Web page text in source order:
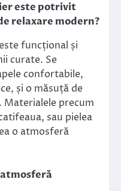
este potrivit
relaxare modern?
funcțional și
curate. Se
confortabile,
și o măsuță de
Materialele precum
sau pielea
o atmosferă
atmosferă